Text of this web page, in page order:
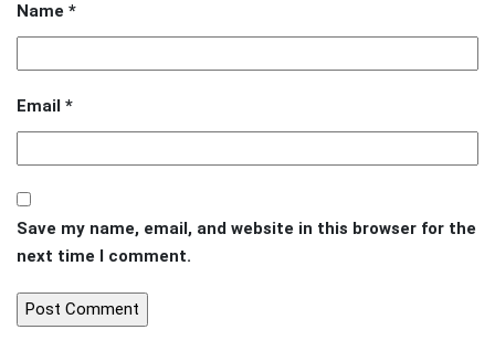
Name *
Email *
Save my name, email, and website in this browser for the
next time I comment.